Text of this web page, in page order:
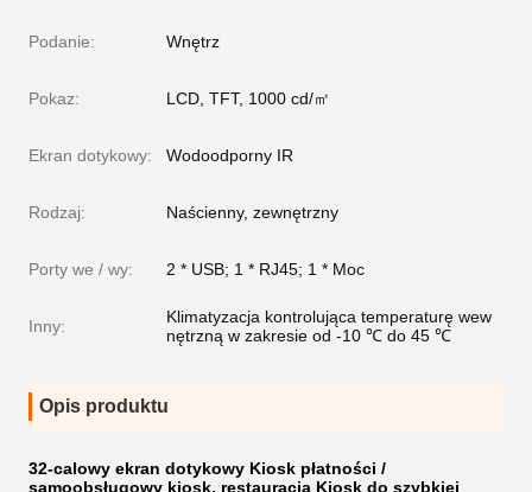
Podanie: Wnętrz
Pokaz: LCD, TFT, 1000 cd/㎡
Ekran dotykowy: Wodoodporny IR
Rodzaj: Naścienny, zewnętrzny
Porty we / wy: 2 * USB; 1 * RJ45; 1 * Moc
Inny:
Klimatyzacja kontrolująca temperaturę wew
nętrzną w zakresie od -10 ℃ do 45 ℃
Opis produktu
32-calowy ekran dotykowy Kiosk płatności /
samoobsługowy kiosk, restauracja Kiosk do szybkiej